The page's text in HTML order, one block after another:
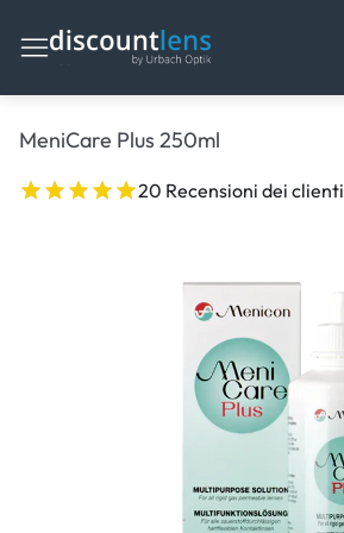
MeniCare Plus 250ml
20 Recensioni dei clienti